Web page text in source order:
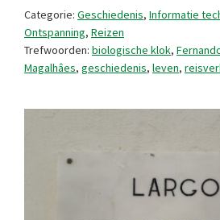
Categorie: Geschiedenis, Informatie
Ontspanning, Reizen
Trefwoorden: biologische klok,
Magalhâes, geschiedenis, leven,